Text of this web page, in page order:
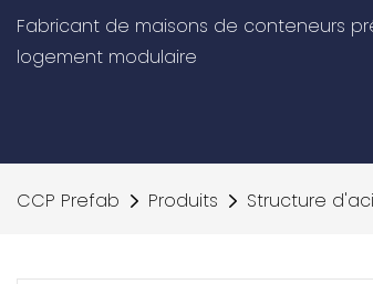
Fabricant de maisons de conteneurs
logement modulaire
CCP Prefab Produits Structure